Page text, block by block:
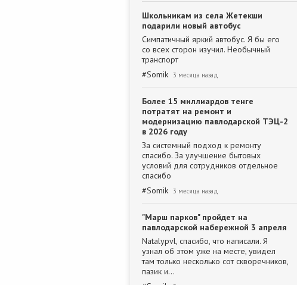
Школьникам из села Жетекши
подарили новый автобус
Симпатичный яркий автобус. Я бы его
со всех сторон изучил. Необычный
транспорт
#Somik 3 месяца назад
Более 15 миллиардов тенге
потратят на ремонт и
модернизацию павлодарской ТЭЦ-2
в 2026 году
За системный подход к ремонту
спасибо. За улучшение бытовых
условий для сотрудников отдельное
спасибо
#Somik 3 месяца назад
"Марш парков" пройдет на
павлодарской набережной 3 апреля
Natalypvl, спасибо, что написали. Я
узнал об этом уже на месте, увидел
там только несколько сот скворечников,
пазик и…